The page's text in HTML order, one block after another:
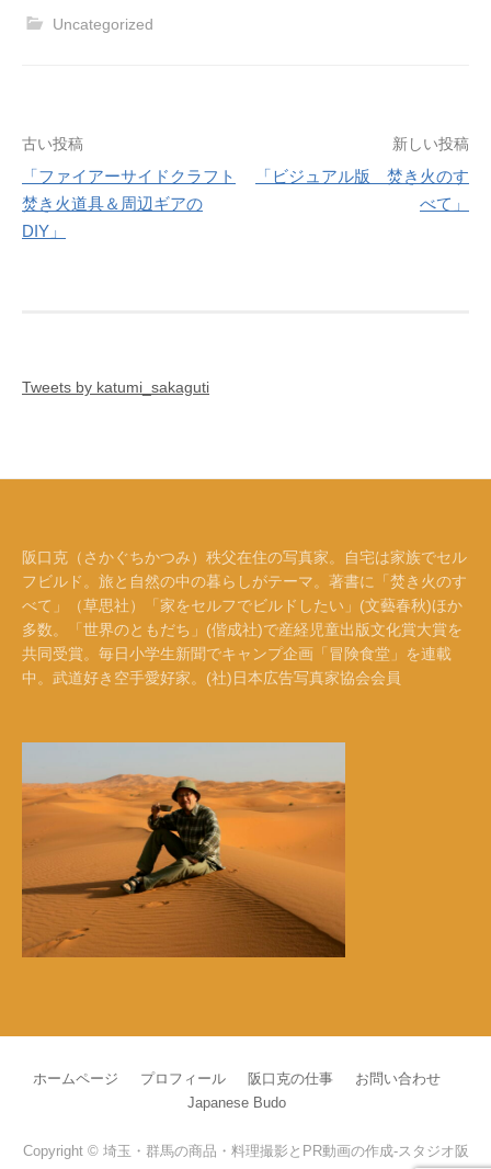
Uncategorized
投
稿
ナ
シ
古い投稿
「ファイアーサイドクラフト
焚き火道具＆周辺ギアの
DIY」
新しい投稿
「ビジュアル版 焚き火のす
べて」
Tweets by katumi_sakaguti
阪口克（さかぐちかつみ）秩父在住の写真家。自宅は家族でセル
フビルド。旅と自然の中の暮らしがテーマ。著書に「焚き火のす
べて」（草思社）「家をセルフでビルドしたい」(文藝春秋)ほか
多数。「世界のともだち」(偕成社)で産経児童出版文化賞大賞を
共同受賞。毎日小学生新聞でキャンプ企画「冒険食堂」を連載
中。武道好き空手愛好家。(社)日本広告写真家協会会員
ホームページ プロフィール 阪口克の仕事
お問い合わせ
Japanese Budo
Copyright © 埼玉・群馬の商品・料理撮影とPR動画の作成-スタジオ阪